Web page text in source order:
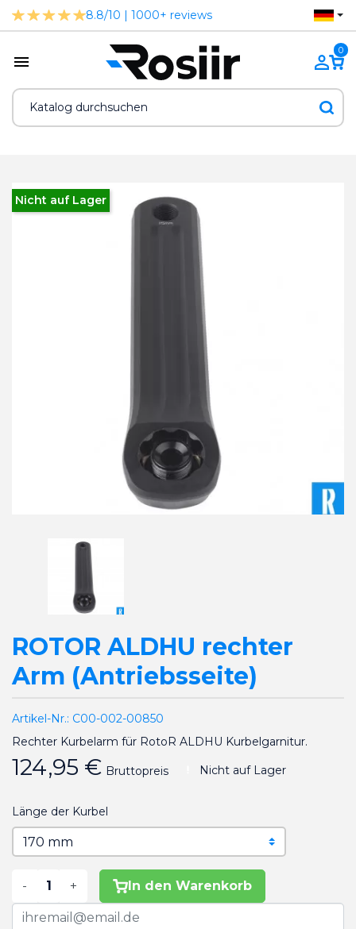
8.8/10 | 1000+ reviews
0
Nicht auf Lager
ROTOR ALDHU rechter
Arm (Antriebsseite)
Artikel-Nr.: C00-002-00850
Rechter Kurbelarm für RotoR ALDHU Kurbelgarnitur.
124,95 € Bruttopreis Nicht auf Lager
Länge der Kurbel
- + In den Warenkorb